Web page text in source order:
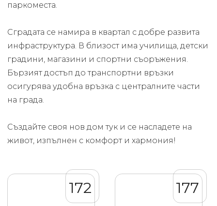
паркоместа.
Сградата се намира в квартал с добре развита
инфраструктура. В близост има училища, детски
градини, магазини и спортни съоръжения.
Бързият достъп до транспортни връзки
осигурява удобна връзка с централните части
на града.
Създайте своя нов дом тук и се насладете на
живот, изпълнен с комфорт и хармония!
172 177